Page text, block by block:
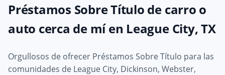
Préstamos Sobre Título de carro o
auto cerca de mí en League City, TX
Orgullosos de ofrecer Préstamos Sobre Título para las
comunidades de League City, Dickinson, Webster,